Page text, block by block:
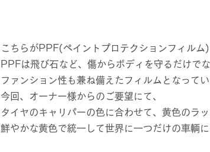
こちらがPPF(ペイントプロテクションフィルム
PPFは飛び石など、傷からボディを守るだけでな
ファンション性も兼ね備えたフィルムとなってい
今回、オーナー様からのご要望にて、
タイヤのキャリパーの色に合わせて、黄色のラ
鮮やかな黄色で統一して世界に一つだけの車輌